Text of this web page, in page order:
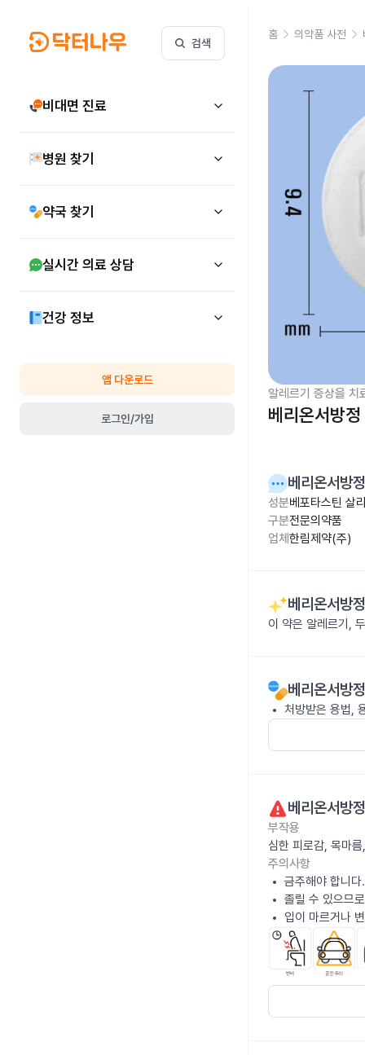
검색
비대면 진료
병원 찾기
약국 찾기
실시간 의료 상담
건강 정보
앱 다운로드
로그인/가입
홈 의약품 사전
알레르기 증상을 치
베리온서방정
베리온서방정
성분베포타스틴 살
구분전문의약품
업체 한림제약(주)
베리온서방정
이 약은 알레르기,
베리온서방정
처방받은 용법,
베리온서방정
부작용
심한 피로감, 목마
주의사항
금주해야 합니다.
졸릴 수 있으므
입이 마르거나